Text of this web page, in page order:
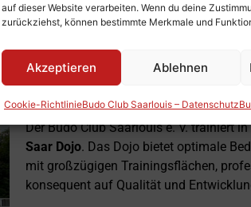
auf dieser Website verarbeiten. Wenn du deine
zurückziehst, können bestimmte Merkmale und
Akzeptieren Ablehnen
Cookie-RichtlinieBudo Club Saarlouis – Datenschutz
Das Dojo
Der Budo Club Saarlouis e. V. trainiert
Saar Dojo. Das Dojo bietet optimale
mit großzügigen Trainingsflächen,
konsequent auf Qualität und